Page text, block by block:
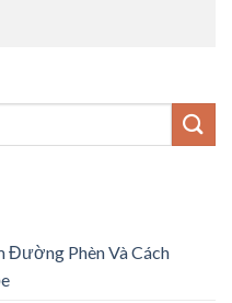
Đường Phèn Và Cách